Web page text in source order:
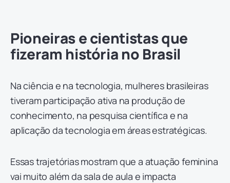
Pioneiras e cientistas que
fizeram história no Brasil
Na ciência e na tecnologia, mulheres brasileiras
tiveram participação ativa na produção de
conhecimento, na pesquisa científica e na
aplicação da tecnologia em áreas estratégicas.
Essas trajetórias mostram que a atuação feminina
vai muito além da sala de aula e impacta